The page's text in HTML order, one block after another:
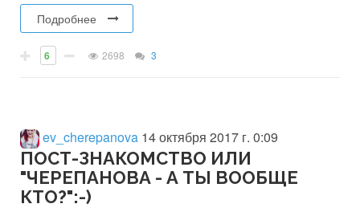
Подробнее
6 2698 3
ev_cherepanova 14 октября 2017 г. 0:09
ПОСТ-ЗНАКОМСТВО ИЛИ
"ЧЕРЕПАНОВА - А ТЫ ВООБЩЕ
КТО?":-)